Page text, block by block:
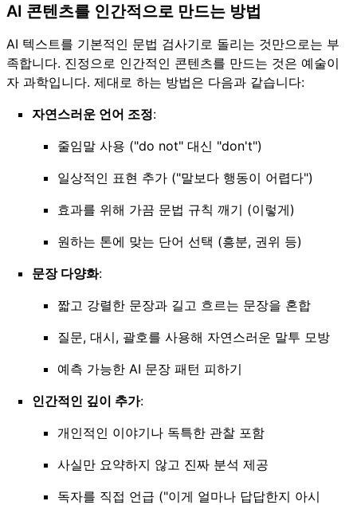
AI 콘텐츠를 인간적으로 만드는 방법
AI 텍스트를 기본적인 문법 검사기로 돌리는 것만으로는 부
족합니다. 진정으로 인간적인 콘텐츠를 만드는 것은 예술이
자 과학입니다. 제대로 하는 방법은 다음과 같습니다:
자연스러운 언어 조정:
줄임말 사용 ("do not" 대신 "don't")
일상적인 표현 추가 ("말보다 행동이 어렵다")
효과를 위해 가끔 문법 규칙 깨기 (이렇게)
원하는 톤에 맞는 단어 선택 (흥분, 권위 등)
문장 다양화:
짧고 강렬한 문장과 길고 흐르는 문장을 혼합
질문, 대시, 괄호를 사용해 자연스러운 말투 모방
예측 가능한 AI 문장 패턴 피하기
인간적인 깊이 추가:
개인적인 이야기나 독특한 관찰 포함
사실만 요약하지 않고 진짜 분석 제공
독자를 직접 언급 ("이게 얼마나 답답한지 아시